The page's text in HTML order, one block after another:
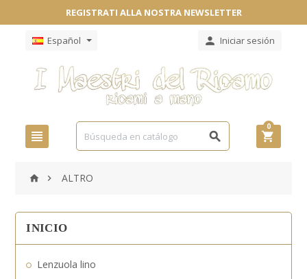
REGISTRATI ALLA NOSTRA NEWSLETTER
Español  Iniciar sesión
  
0
  ALTRO
INICIO
Lenzuola lino